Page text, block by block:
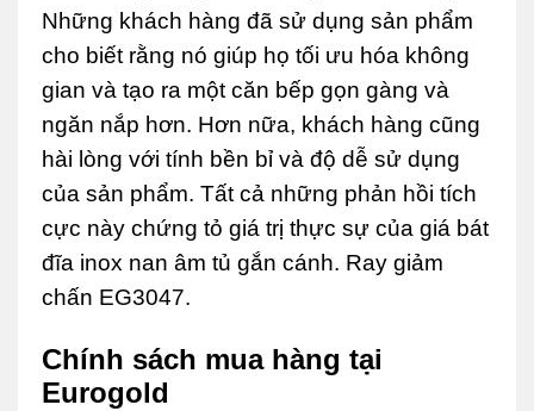
Những khách hàng đã sử dụng sản phẩm
cho biết rằng nó giúp họ tối ưu hóa không
gian và tạo ra một căn bếp gọn gàng và
ngăn nắp hơn. Hơn nữa, khách hàng cũng
hài lòng với tính bền bỉ và độ dễ sử dụng
của sản phẩm. Tất cả những phản hồi tích
cực này chứng tỏ giá trị thực sự của giá bát
đĩa inox nan âm tủ gắn cánh. Ray giảm
chấn EG3047.
Chính sách mua hàng tại
Eurogold